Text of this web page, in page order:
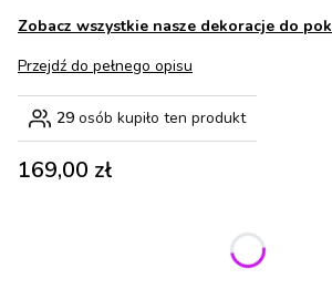
Zobacz wszystkie nasze dekoracje do
Przejdź do pełnego opisu
29 osób kupiło ten produkt
Cena
169,00 zł
Poszczególne warianty mogą różnić się ceną